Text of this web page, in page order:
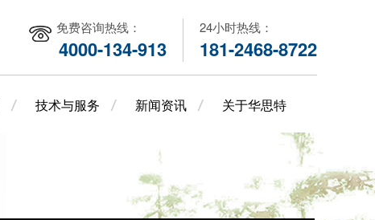
24小时热线：
181-2468-8722
免费咨询热线：
4000-134-913
技术与服务 新闻资讯 关于华思特